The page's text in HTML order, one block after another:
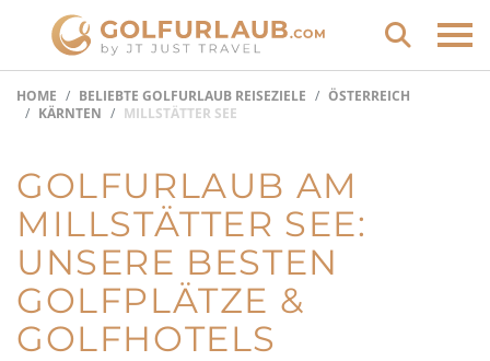
HOME BELIEBTE GOLFURLAUB REISEZIELE
ÖSTERREICH
KÄRNTEN
MILLSTÄTTER SEE
GOLFURLAUB AM
MILLSTÄTTER SEE:
UNSERE BESTEN
GOLFPLÄTZE &
GOLFHOTELS